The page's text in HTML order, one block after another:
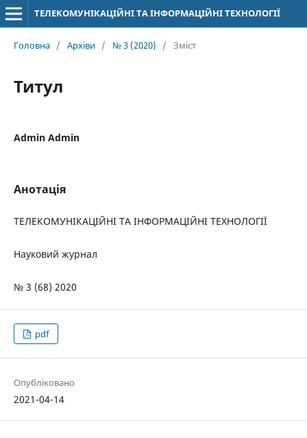
ТЕЛЕКОМУНІКАЦІЙНІ ТА ІНФОРМАЦІЙНІ ТЕХНОЛОГІЇ
Головна / Архіви / № 3 (2020) / Зміст
Титул
Admin Admin
Анотація
ТЕЛЕКОМУНІКАЦІЙНІ ТА ІНФОРМАЦІЙНІ ТЕХНОЛОГІЇ
Науковий журнал
№ 3 (68) 2020
pdf
Опубліковано
2021-04-14